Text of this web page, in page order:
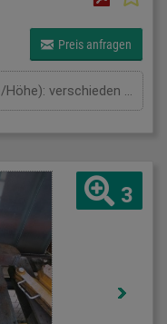
Preis anfragen
Material: Stahl Maße (Länge/Breite/Höhe): verschieden mm
3